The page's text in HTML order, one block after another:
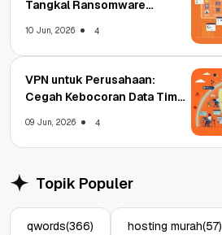
Tangkal Ransomware
10 Jun, 2026 4
VPN untuk Perusahaan:
Cegah Kebocoran Data Tim
09 Jun, 2026 4
Topik Populer
qwords(366) hosting murah(57)